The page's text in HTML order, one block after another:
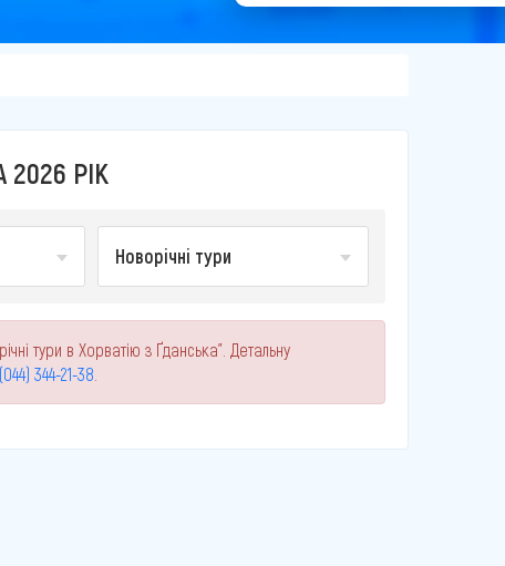
РІК
Новорічні тури
тури в Хорватію з Ґданська". Детальну
344-21-38